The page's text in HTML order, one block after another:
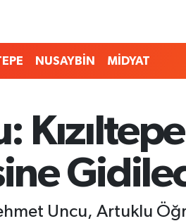
NUSAYBİN MİDYAT
Uncu, Artuklu